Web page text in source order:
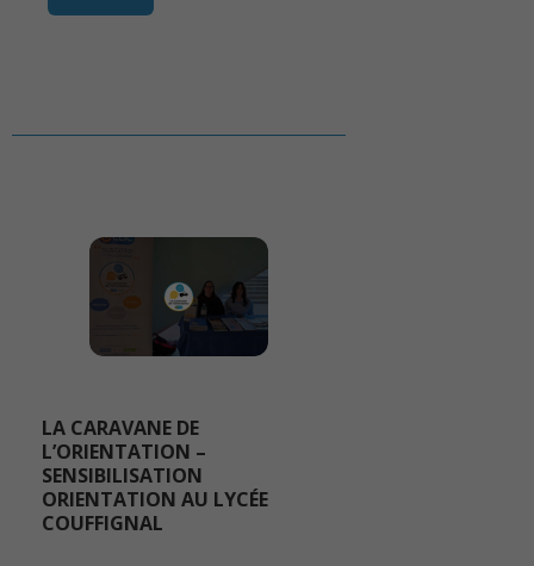
LA CARAVANE DE
L’ORIENTATION –
SENSIBILISATION
ORIENTATION AU LYCÉE
COUFFIGNAL